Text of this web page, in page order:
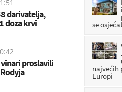
darivatelja,
doza krvi
vinari proslavili
se
najvećih
Europi